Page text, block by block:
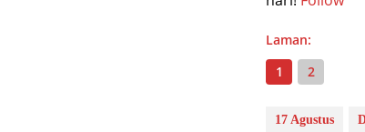
Laman:
1
2
17 Agustus